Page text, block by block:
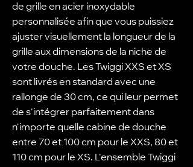
de grille en acier inoxydable
personnalisée afin que vous puissiez
ajuster visuellement la longueur de la
grille aux dimensions de la niche de
votre douche. Les Twiggi XXS et XS
sont livrés en standard avec une
rallonge de 30 cm, ce qui leur permet
de s'intégrer parfaitement dans
n'importe quelle cabine de douche
entre 70 et 100 cm pour le XXS, 80 et
110 cm pour le XS. L'ensemble Twiggi